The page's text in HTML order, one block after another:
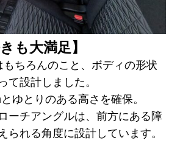
も大満足】
ちろんのこと、ボディの形状
て設計しました。
ゆとりのある高さを確保。
ーチアングルは、前方にある障
られる角度に設計しています。